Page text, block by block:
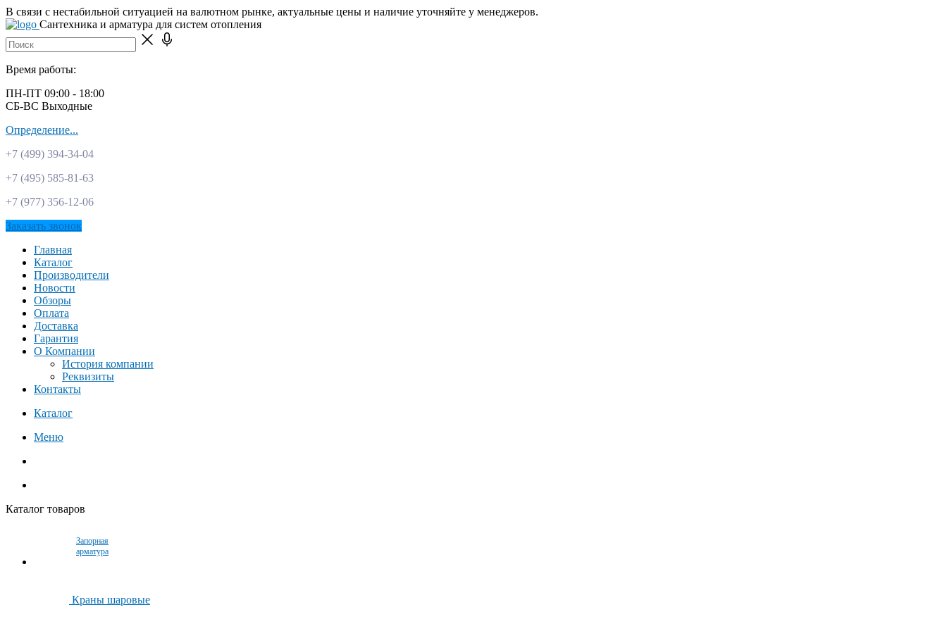
В связи с нестабильной ситуацией на валютном рынке, актуальные цены и наличие уточняйте у менеджеров.
Сантехника и арматура для систем отопления
Время работы:
ПН-ПТ 09:00 - 18:00
СБ-ВС Выходные
Определение...
+7 (499) 394-34-04
+7 (495) 585-81-63
+7 (977) 356-12-06
Заказать звонок
Главная
Каталог
Производители
Новости
Обзоры
Оплата
Доставка
Гарантия
О Компании
История компании
Реквизиты
Контакты
Каталог
Меню
Каталог товаров
Запорная
арматура
Краны шаровые